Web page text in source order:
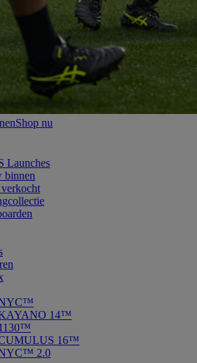
Shop nu
Launches
binnen
14™
16™
2.0